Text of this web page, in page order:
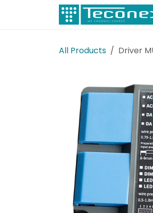
Skip to Content
All Products Driver